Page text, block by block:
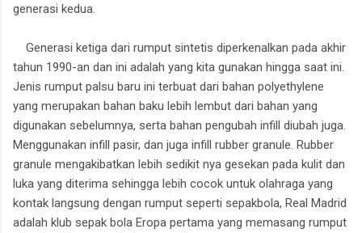
generasi kedua.
Generasi ketiga dari rumput sintetis diperkenalkan pada akhir
tahun 1990-an dan ini adalah yang kita gunakan hingga saat ini.
Jenis rumput palsu baru ini terbuat dari bahan polyethylene
yang merupakan bahan baku lebih lembut dari bahan yang
digunakan sebelumnya, serta bahan pengubah infill diubah juga.
Menggunakan infill pasir, dan juga infill rubber granule. Rubber
granule mengakibatkan lebih sedikit nya gesekan pada kulit dan
luka yang diterima sehingga lebih cocok untuk olahraga yang
kontak langsung dengan rumput seperti sepakbola, Real Madrid
adalah klub sepak bola Eropa pertama yang memasang rumput